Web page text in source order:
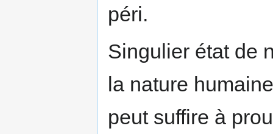
péri.
Singulier état de
la nature
peut suffire à